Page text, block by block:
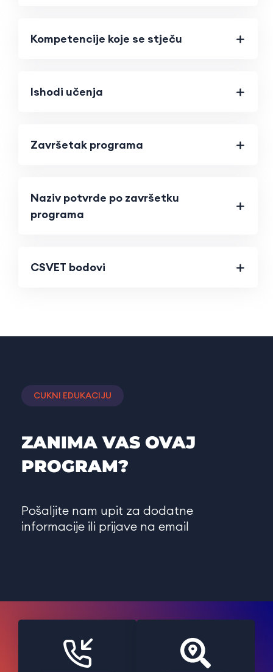
Kompetencije koje se stječu
Ishodi učenja
Završetak programa
Naziv potvrde po završetku
programa
CSVET bodovi
CUKNI EDUKACIJU
ZANIMA VAS OVAJ
PROGRAM?
Pošaljite nam upit za dodatne
informacije ili prijave na email